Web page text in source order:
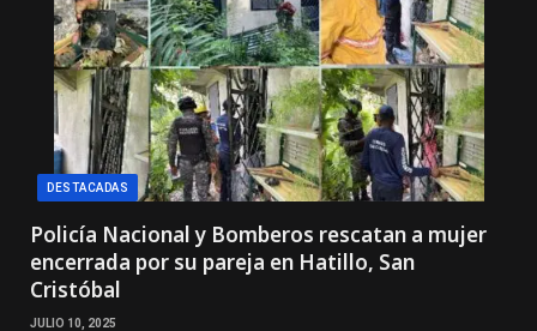
DESTACADAS
Policía Nacional y Bomberos rescatan a mujer
encerrada por su pareja en Hatillo, San
Cristóbal
JULIO 10, 2025